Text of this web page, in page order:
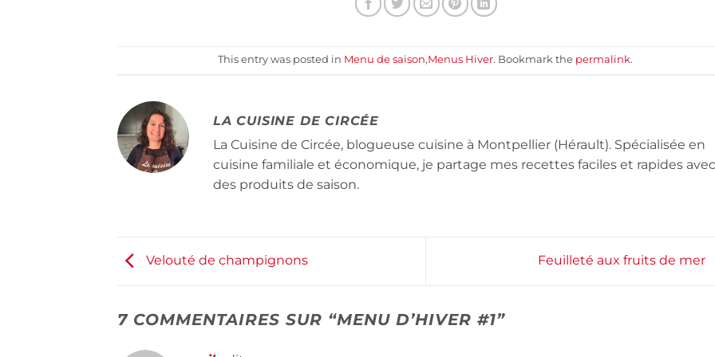
This entry was posted in Menu de saison,Menus Hiver. Bookmark the permalink.
LA CUISINE DE CIRCÉE
La Cuisine de Circée, blogueuse cuisine à Montpellier (Hérault). Spécialisée en
cuisine familiale et économique, je partage mes recettes faciles et rapides avec
des produits de saison.
Velouté de champignons Feuilleté aux fruits de mer
7 COMMENTAIRES SUR “MENU D’HIVER #1”